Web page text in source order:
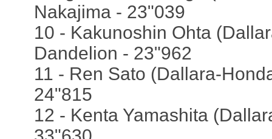
Nakajima - 23"039
10 - Kakunoshin Ohta
Dandelion - 23"962
11 - Ren Sato (Dallara-
24"815
12 - Kenta Yamashita